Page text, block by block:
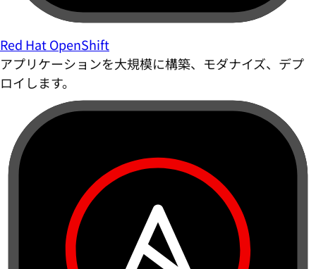
Red Hat OpenShift
アプリケーションを大規模に構築、モダナイズ、デプ
ロイします。